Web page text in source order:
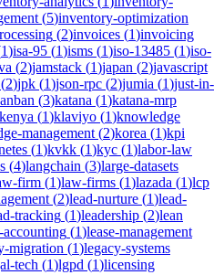
(5)inventory-optimization
(2)invoices (1)invoicing
1)isa-95 (1)isms (1)iso-13485 (1)iso-
(2)jamstack (1)japan (2)javascript
(2)jpk (1)json-rpc (2)jumia (1)just-in-
(3)katana (1)katana-mrp
kenya (1)klaviyo (1)knowledge
management (2)korea (1)kpi
(1)kvkk (1)kyc (1)labor-law
(4)langchain (3)large-datasets
firm (1)law-firms (1)lazada (1)lcp
(2)lead-nurture (1)lead-
tracking (1)leadership (2)lean
accounting (1)lease-management
migration (1)legacy-systems
tech (1)lgpd (1)licensing